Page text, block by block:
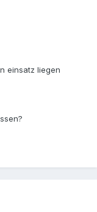
einsatz liegen